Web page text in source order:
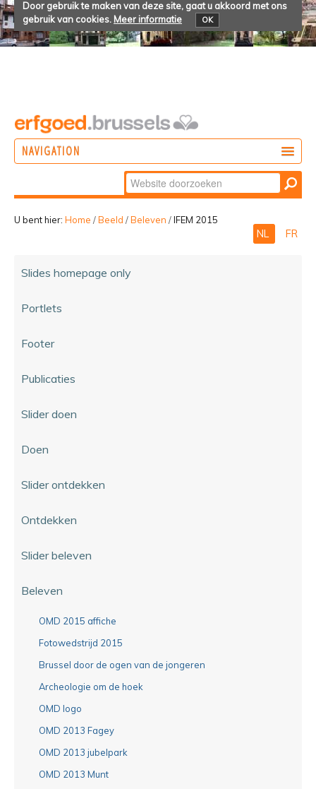
Door gebruik te maken van deze site, gaat u akkoord met ons
gebruik van cookies. Meer informatie OK
NAVIGATION
Zoek
Geavanceerd
zoeken...
U bent hier: Home /Beeld /Beleven /IFEM 2015
NL FR
Slides homepage only
Portlets
Footer
Publicaties
Slider doen
Doen
Slider ontdekken
Ontdekken
Slider beleven
Beleven
OMD 2015 affiche
Fotowedstrijd 2015
Brussel door de ogen van de jongeren
Archeologie om de hoek
OMD logo
OMD 2013 Fagey
OMD 2013 jubelpark
OMD 2013 Munt